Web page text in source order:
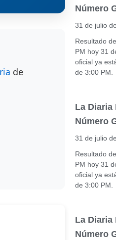
de
Número
31 de julio
Resultado
PM hoy 31
oficial ya
de 3:00 PM.
La Diaria
Número
31 de julio
Resultado
PM hoy 31
oficial ya
de 3:00 PM.
La Diaria
Número